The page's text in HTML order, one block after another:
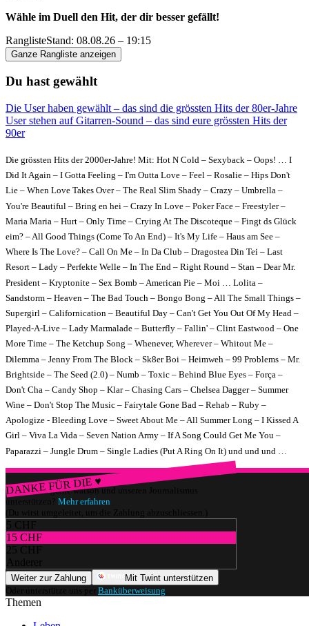
Wähle im Duell den Hit, der dir besser gefällt!
RanglisteStand: 08.08.26 – 19:15
Ganze Rangliste anzeigen
Du hast gewählt
Die User haben gewählt – das sind die grössten Hits der 80er-Jahre
User stehen auf Gitarren-Sound – das sind eure grössten Hits der
90er
Die grössten Hits der 2000er-Jahre! Mit: Hot N Cold – Sexyback – Oops! … I
Did It Again – I Gotta Feeling – I'm Outta Love – Feel – Rosalie – Hips Don't
Lie – When Love Takes Over – The Real Slim Shady – Crazy – Umbrella –
You're Beautiful – Bring en hei – Crazy In Love – Poker Face – Freestyler –
Maria Maria – Hurt – Only Time – Crying At The Discoteque – Fingt ds Glück
eim? – All Good Things (Come To An End) – It's My Life – Haus am See –
Where Is The Love? – Call On Me – In Da Club – Dragostea Din Tei – Last
Resort – Lady – Perfekte Welle – In The End – Right Round – Stan – Dear Mr.
President – Kryptonite – Sex Bomb – American Pie – Moi … Lolita –
Sandstorm – Heaven – The Bad Touch – Bongo Bong – All The Small Things –
Supergirl – Californication – Beautiful Day – Can't Get You Out Of My Head –
Played-A-Live – Lady Marmalade – Butterfly – Fallin' – Clint Eastwood – One
More Time – The Ketchup Song – Whenever, Wherever – Whitout Me –
Dilemma – Jenny From The Block – Sk8er Boi – Heimweh – 99 Problems – Mr.
Brightside – The Seed (2.0) – Numb – Toxic – Behind Blue Eyes – Força –
Don't Cha – Candy Shop – Klar – Chasing Cars – Chelsea Dagger – Summer
Wine – Don't Stop The Music – Fairytale Gone Bad – Rehab – Ruby –
Apologize - Bleeding Love – Sweet About Me – All Summer Long – I Kissed A
Girl – Viva La Vida – Seven Nation Army – If A Song Could Get Me You –
Paparazzi – Jungle Drum – Single Ladies (Put A Ring On It) und und und …
DANKE FÜR DIE ♥
Würdest du gerne watson und unseren Journalismus
unterstützen? Mehr erfahren
(Du wirst umgeleitet, um die Zahlung abzuschliessen.)
5 CHF
15 CHF
25 CHF
Anderer
Weiter zur Zahlung
Mit Twint unterstützen
Oder unterstütze uns per Banküberweisung
Themen